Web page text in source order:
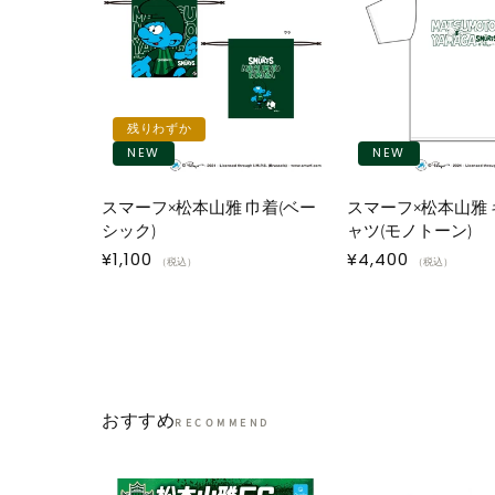
残りわずか
NEW
スマーフ×松本山雅 巾着(ベー
シック)
通
¥1,100 （税込）
NEW
スマーフ×松本山雅
ャツ(モノトーン)
通
¥4,400 （税込）
おすすめRECOMMEND